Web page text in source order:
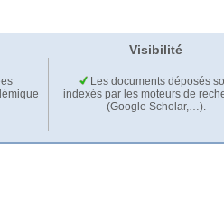
Visibilité
Les documents déposés
indexés par les moteurs de
(Google Scholar,…).